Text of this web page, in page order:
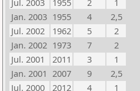
Jul. 2003
1955 2
1
Jan. 2003 1955 4
2,5
Jul. 2002
1962 5
2
Jan. 2002 1973 7
2
Jul. 2001
2011 3
1
Jan. 2001 2007 9
2,5
Jul. 2000
2012 4
1